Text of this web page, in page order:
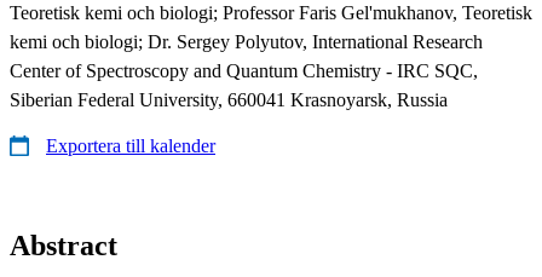
Teoretisk kemi och biologi; Professor Faris Gel'mukhanov, Teoretisk
kemi och biologi; Dr. Sergey Polyutov, International Research
Center of Spectroscopy and Quantum Chemistry - IRC SQC,
Siberian Federal University, 660041 Krasnoyarsk, Russia
Exportera till kalender
Abstract